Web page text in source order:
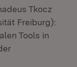
Tkocz
Freiburg):
Tools in